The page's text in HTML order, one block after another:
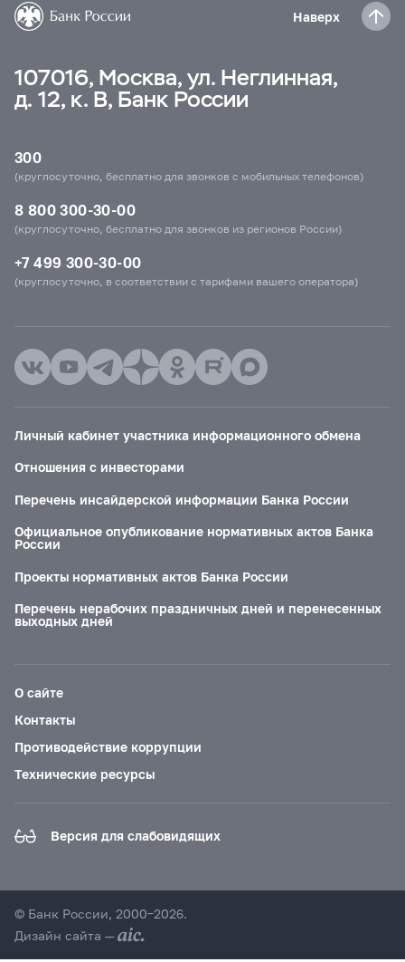
Наверх
107016, Москва, ул. Неглинная,
д. 12, к. В, Банк России
300
(круглосуточно, бесплатно для звонков с мобильных телефонов)
8 800 300-30-00
(круглосуточно, бесплатно для звонков из регионов России)
+7 499 300-30-00
(круглосуточно, в соответствии с тарифами вашего оператора)
Личный кабинет участника информационного обмена
Отношения с инвесторами
Перечень инсайдерской информации Банка России
Официальное опубликование нормативных актов Банка
России
Проекты нормативных актов Банка России
Перечень нерабочих праздничных дней и перенесенных
выходных дней
О сайте
Контакты
Противодействие коррупции
Технические ресурсы
Версия для слабовидящих
© Банк России, 2000–2026.
Дизайн сайта —